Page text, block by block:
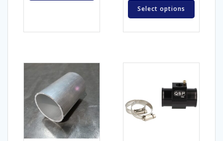
Select options